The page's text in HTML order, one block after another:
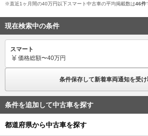
※直近1ヶ月間の40万円以下スマート中古車の平均掲載数は46件
現在検索中の条件
スマート
価格総額〜40万円
条件保存して新着車両通知を受け
条件を追加して中古車を探す
都道府県から中古車を探す